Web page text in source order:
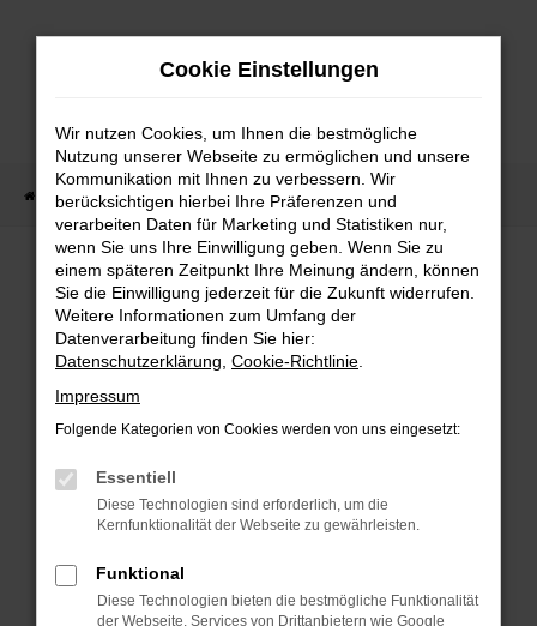
Zum
Startseite Fahrzeug Showroom Fahrzeugbestand
FAHRZEUGBESTAND
Bei Neuwagen Autoland finden Sie eine große
Auswahl an Marken und Modellen.
FEHLER: NETWORK
ERROR
Beim Laden ist ein Fehler aufgetreten.
Cookie Einstellungen
Wir nutzen Cookies, um Ihnen die bestmögliche
Nutzung unserer Webseite zu ermöglichen und unsere
Kommunikation mit Ihnen zu verbessern. Wir
berücksichtigen hierbei Ihre Präferenzen und
verarbeiten Daten für Marketing und Statistiken nur,
wenn Sie uns Ihre Einwilligung geben. Wenn Sie zu
einem späteren Zeitpunkt Ihre Meinung ändern, können
Sie die Einwilligung jederzeit für die Zukunft widerrufen.
Weitere Informationen zum Umfang der
Datenverarbeitung finden Sie hier:
Datenschutzerklärung Cookie-Richtlinie
Impressum
Folgende Kategorien von Cookies werden von uns eingesetzt:
Essentiell
Diese Technologien sind erforderlich, um die
Kernfunktionalität der Webseite zu gewährleisten.
Funktional
Diese Technologien bieten die bestmögliche Funktionalität
der Webseite. Services von Drittanbietern wie Google